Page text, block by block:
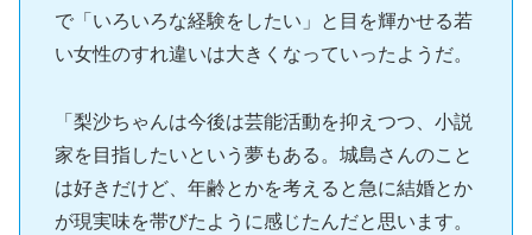
で「いろいろな経験をしたい」と目を輝かせる若
い女性のすれ違いは大きくなっていったようだ。
「梨沙ちゃんは今後は芸能活動を抑えつつ、小説
家を目指したいという夢もある。城島さんのこと
は好きだけど、年齢とかを考えると急に結婚とか
が現実味を帯びたように感じたんだと思います。